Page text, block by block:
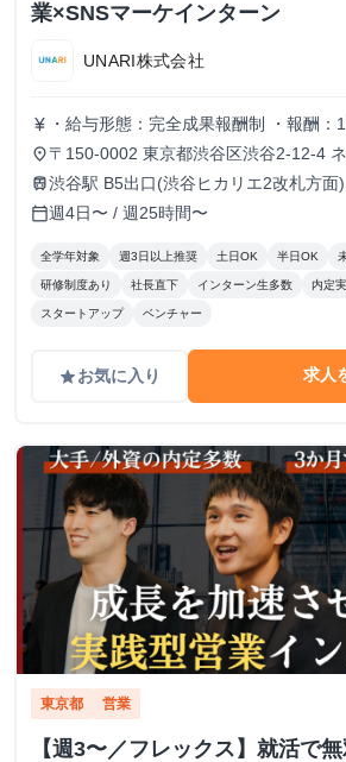
業×SNSマーケインターン
UNARI株式会社
currency_yen ・給与形態：完全成果報酬制 ・報酬：
円〜140,000円
place 〒150-0002 東京都渋谷区渋谷2-12-4
ル
train渋谷駅 B5出口(渋谷ヒカリエ2改札方面)より徒歩7分 (JR線・
東京メトロ銀座線/半蔵門線/副都心線・
calendar_today週4日〜 / 週25時間〜
全学年対象 週3日以上推奨 土日OK 半日OK
研修制度あり 社長直下 インターン生多数 内定
スタートアップ ベンチャー
gradeお気に入り 求人
東京都 営業
【週3〜／フレックス】就活で